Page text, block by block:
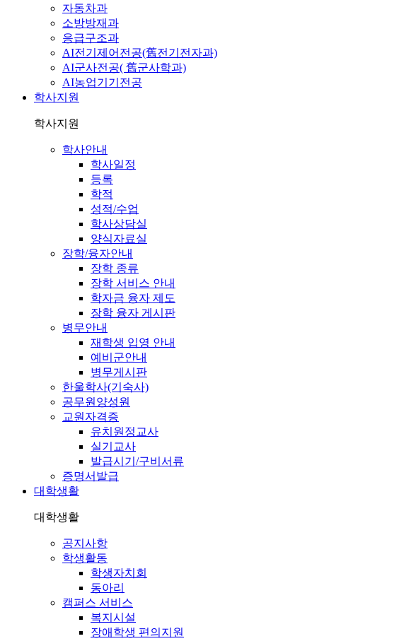
자동차과
소방방재과
응급구조과
AI전기제어전공(舊전기전자과)
AI군사전공( 舊군사학과)
AI농업기기전공
학사지원
학사지원
학사안내
학사일정
등록
학적
성적/수업
학사상담실
양식자료실
장학/융자안내
장학 종류
장학 서비스 안내
학자금 융자 제도
장학 융자 게시판
병무안내
재학생 입영 안내
예비군안내
병무게시판
한울학사(기숙사)
공무원양성원
교원자격증
유치원정교사
실기교사
발급시기/구비서류
증명서발급
대학생활
대학생활
공지사항
학생활동
학생자치회
동아리
캠퍼스 서비스
복지시설
장애학생 편의지원